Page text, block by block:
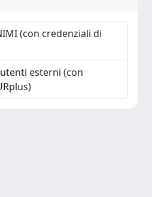
(con credenziali di
esterni (con